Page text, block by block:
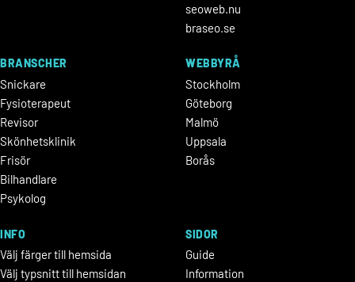
seoweb.nu
braseo.se
BRANSCHER
Snickare
Fysioterapeut
Revisor
Skönhetsklinik
Frisör
Bilhandlare
Psykolog
WEBBYRÅ
Stockholm
Göteborg
Malmö
Uppsala
Borås
INFO
Välj färger till hemsida
Välj typsnitt till hemsidan
SIDOR
Guide
Information